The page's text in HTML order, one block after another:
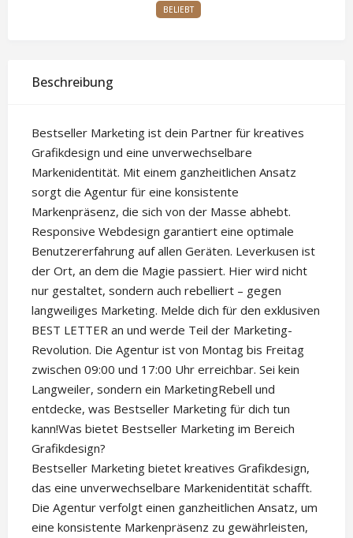
BELIEBT
Beschreibung
Bestseller Marketing ist dein Partner für kreatives
Grafikdesign und eine unverwechselbare
Markenidentität. Mit einem ganzheitlichen Ansatz
sorgt die Agentur für eine konsistente
Markenpräsenz, die sich von der Masse abhebt.
Responsive Webdesign garantiert eine optimale
Benutzererfahrung auf allen Geräten. Leverkusen ist
der Ort, an dem die Magie passiert. Hier wird nicht
nur gestaltet, sondern auch rebelliert – gegen
langweiliges Marketing. Melde dich für den exklusiven
BEST LETTER an und werde Teil der Marketing-
Revolution. Die Agentur ist von Montag bis Freitag
zwischen 09:00 und 17:00 Uhr erreichbar. Sei kein
Langweiler, sondern ein MarketingRebell und
entdecke, was Bestseller Marketing für dich tun
kann!Was bietet Bestseller Marketing im Bereich
Grafikdesign?
Bestseller Marketing bietet kreatives Grafikdesign,
das eine unverwechselbare Markenidentität schafft.
Die Agentur verfolgt einen ganzheitlichen Ansatz, um
eine konsistente Markenpräsenz zu gewährleisten,